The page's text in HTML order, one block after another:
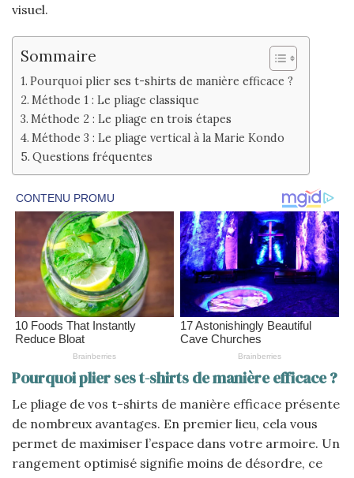
visuel.
Sommaire
Pourquoi plier ses t-shirts de manière efficace ?
Méthode 1 : Le pliage classique
Méthode 2 : Le pliage en trois étapes
Méthode 3 : Le pliage vertical à la Marie Kondo
Questions fréquentes
Pourquoi plier ses t-shirts de manière efficace ?
Le pliage de vos t-shirts de manière efficace présente
de nombreux avantages. En premier lieu, cela vous
permet de maximiser l’espace dans votre armoire. Un
rangement optimisé signifie moins de désordre, ce